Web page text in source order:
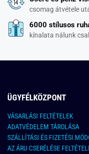
csomag átvétele
6000 stílusos
kínalata nálunk
ÜGYFÉLKÖZPONT
VÁSARLÁSI FELTÉTELEK
ADATVÉDELEM TÁROLÁSA
SZÁLLÍTÁSI ÉS FIZETÉSI
AZ ÁRU CSERÉLÉSE